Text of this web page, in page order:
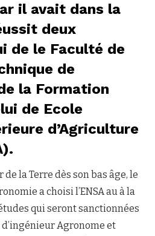
il avait dans la
deux
de le Faculté de
de
la Formation
de Ecole
d’Agriculture
la Terre dès son bas âge, le
a choisi l’ENSA au à la
études qui seront sanctionnées
Agronome et